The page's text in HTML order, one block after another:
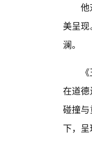
他
美呈
澜。
在道
碰撞
下，